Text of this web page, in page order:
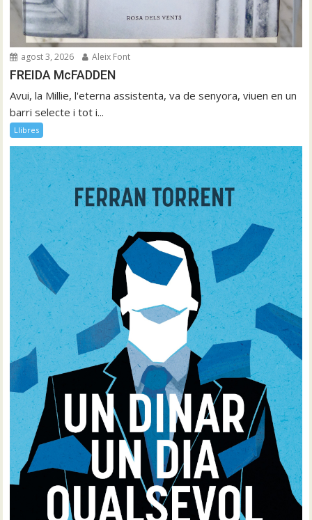
agost 3, 2026 Aleix Font
FREIDA McFADDEN
Avui, la Millie, l'eterna assistenta, va de senyora, viuen en un
barri selecte i tot i...
Llibres